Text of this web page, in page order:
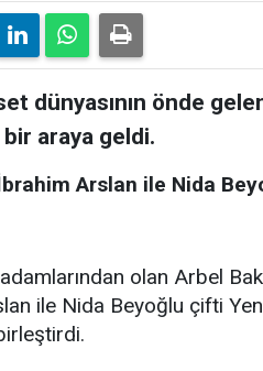
dünyasının önde
araya geldi.
Arslan ile Nida
olan Arbel
ile Nida Beyoğlu çifti